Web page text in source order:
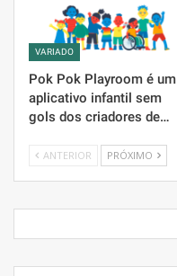
VARIADO
Pok Pok Playroom é um
aplicativo infantil sem
gols dos criadores de…
ANTERIOR PRÓXIMO